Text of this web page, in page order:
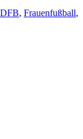
DFB, Frauenfußball,